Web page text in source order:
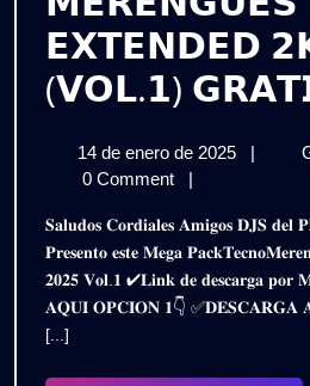
𝗘𝗫𝗧𝗘𝗡𝗗𝗘𝗗
(𝗩𝗢𝗟.𝟭)
14 de enero de 2025
14
de
2025
|
0 Comment
|
𝐒𝐚𝐥𝐮𝐝𝐨𝐬 𝐂𝐨𝐫𝐝𝐢𝐚𝐥𝐞𝐬 𝐀𝐦𝐢𝐠𝐨𝐬 𝐃𝐉𝐒 𝐝𝐞𝐥 𝐏𝐥𝐚𝐧𝐞𝐭𝐚 𝐞𝐧𝐭𝐞𝐫𝐨𝐀𝐪𝐮𝐢 𝐥𝐞𝐬
𝐏𝐫𝐞𝐬𝐞𝐧𝐭𝐨 𝐞𝐬𝐭𝐞 𝐌𝐞𝐠𝐚
𝟐𝟎𝟐𝟓 𝐕𝐨𝐥.𝟏 ✔𝐋𝐢𝐧𝐤 𝐝𝐞 𝐝𝐞𝐬𝐜𝐚𝐫𝐠𝐚
𝐀𝐐𝐔𝐈 𝐎𝐏𝐂𝐈𝐎𝐍 𝟏👇 ✅𝐃𝐄𝐒𝐂𝐀𝐑𝐆𝐀
[...]